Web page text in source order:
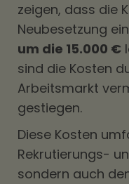
zeigen, dass die
Neubesetzung
um die 15.000 €
sind die Kosten
Arbeitsmarkt
gestiegen.
Diese Kosten
Rekrutierungs-
sondern auch